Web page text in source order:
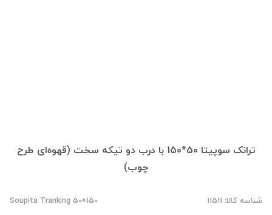
ترانک سوپیتا 50*150 با درب دو تیکه سخت (قهوه‌ای طرح
چوب)
شناسه کالا: 11511 Soupita Tranking 50×150